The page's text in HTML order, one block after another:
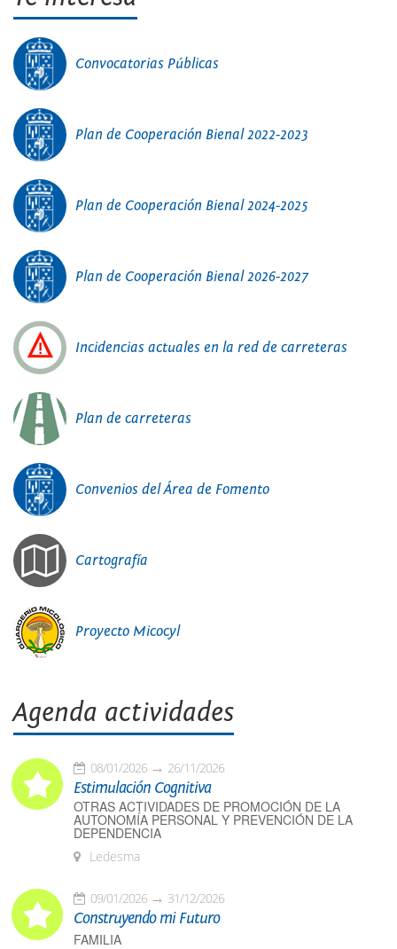
Convocatorias Públicas
Plan de Cooperación Bienal 2022-2023
Plan de Cooperación Bienal 2024-2025
Plan de Cooperación Bienal 2026-2027
Incidencias actuales en la red de carreteras
Plan de carreteras
Convenios del Área de Fomento
Cartografía
Proyecto Micocyl
Agenda actividades
08/01/2026 26/11/2026
Estimulación Cognitiva
OTRAS ACTIVIDADES DE PROMOCIÓN DE LA
AUTONOMÍA PERSONAL Y PREVENCIÓN DE LA
DEPENDENCIA
Ledesma
09/01/2026 31/12/2026
Construyendo mi Futuro
FAMILIA